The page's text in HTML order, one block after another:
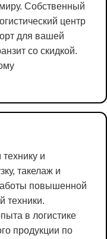
Собственный
центр
для вашей
со скидкой.
и
такелаж и
повышенной
техники.
в логистике
продукции по